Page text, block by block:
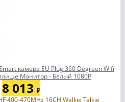
камера EU Plug 360 Degreen Wifi
Монитор - Белый 1080P
8 013 ₽